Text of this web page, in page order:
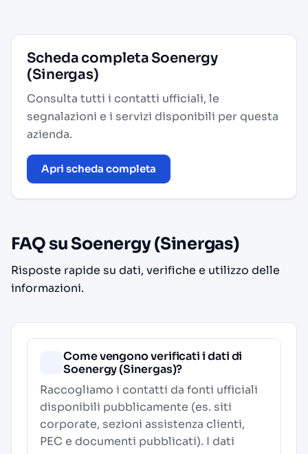
Scheda completa Soenergy
(Sinergas)
Consulta tutti i contatti ufficiali, le
segnalazioni e i servizi disponibili per questa
azienda.
Apri scheda completa
FAQ su Soenergy (Sinergas)
Risposte rapide su dati, verifiche e utilizzo delle
informazioni.
Come vengono verificati i dati di
Soenergy (Sinergas)?
Raccogliamo i contatti da fonti ufficiali
disponibili pubblicamente (es. siti
corporate, sezioni assistenza clienti,
PEC e documenti pubblicati). I dati